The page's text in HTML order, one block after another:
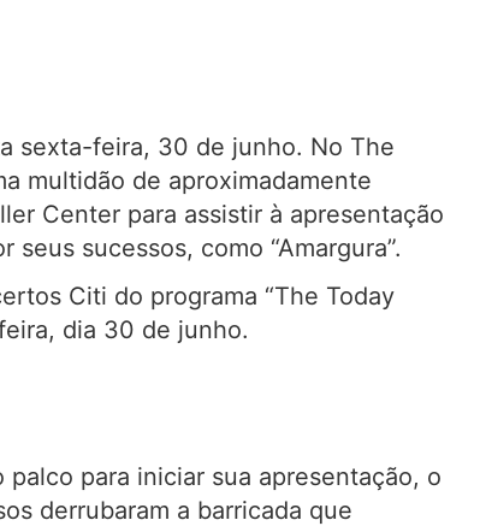
sexta-feira, 30 de junho. No The
multidão de aproximadamente
Center para assistir à apresentação
sucessos, como “Amargura”.
Citi do programa “The Today
dia 30 de junho.
para iniciar sua apresentação, o
derrubaram a barricada que